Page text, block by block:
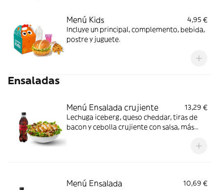
Menú Kids
4,95 €
Incluye un principal, complemento, bebida,
postre y juguete.
Ensaladas
Menú Ensalada crujiente
13,29 €
Lechuga iceberg, queso cheddar, tiras de
bacon y cebolla crujiente con salsa, más
cremosa; ideal cuando te apetece algo más
Menú Ensalada
10,69 €